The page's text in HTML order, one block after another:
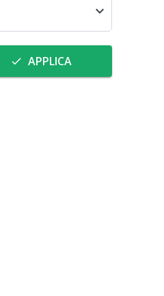
keyboard_arrow_down
done APPLICA